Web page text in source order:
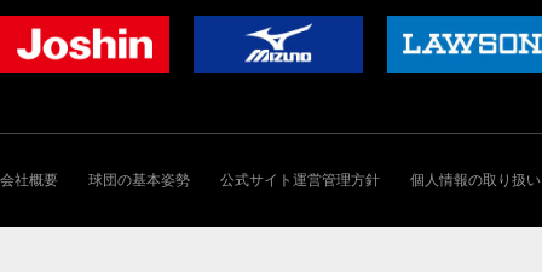
会社概要 球団の基本姿勢 公式サイト運営管理方針 個人情報の取り扱い